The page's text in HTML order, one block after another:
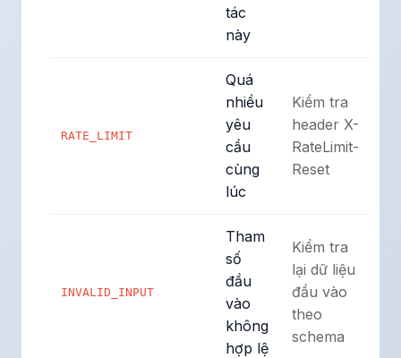
tác
này
RATE_LIMIT
Quá
nhiều
yêu
cầu
cùng
lúc
Kiểm tra
header X-
RateLimit-
Reset
INVALID_INPUT
Tham
số
đầu
vào
không
hợp lệ
Kiểm tra
lại dữ liệu
đầu vào
theo
schema